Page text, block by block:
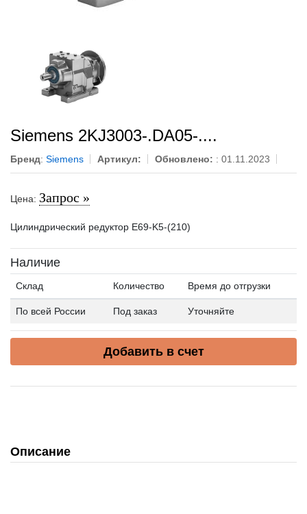
Siemens 2KJ3003-.DA05-....
Бренд: Siemens Артикул: Обновлено: : 01.11.2023
Цена: Запрос »
Цилиндрический редуктор E69-K5-(210)
Наличие
Склад Количество Время до отгрузки
По всей России Под заказ Уточняйте
Добавить в счет
Описание